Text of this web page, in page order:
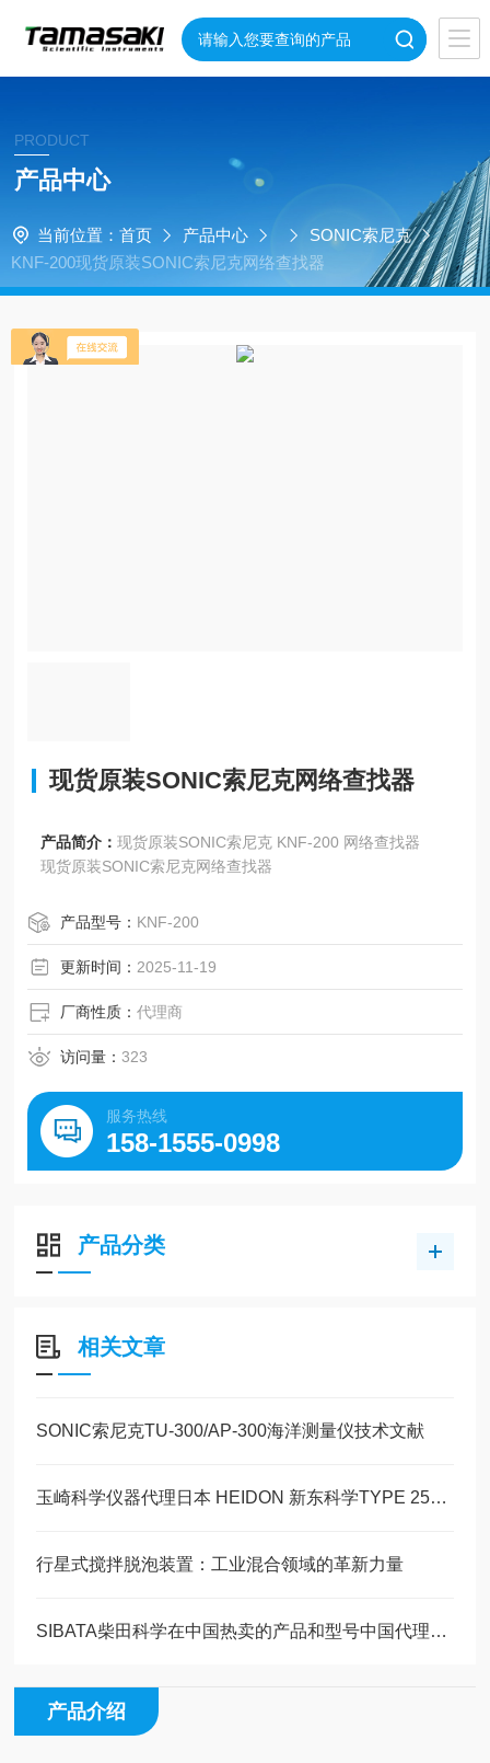
PRODUCT
产品中心
当前位置： 首页 产品中心
SONIC索尼克
KNF-200现货原装SONIC索尼克网络查找器
现货原装SONIC索尼克网络查找器
产品简介：
现货原装SONIC索尼克 KNF-200 网络查找器
现货原装SONIC索尼克网络查找器
产品型号： KNF-200
更新时间： 2025-11-19
厂商性质：代理商
访问量：323
服务热线
158-1555-0998
产品分类
相关文章
SONIC索尼克TU-300/AP-300海洋测量仪技术文献
玉崎科学仪器代理日本 HEIDON 新东科学TYPE 25WS变形检测仪技术参数
行星式搅拌脱泡装置：工业混合领域的革新力量
SIBATA柴田科学在中国热卖的产品和型号中国代理商玉崎科学全部有现货供应
产品介绍